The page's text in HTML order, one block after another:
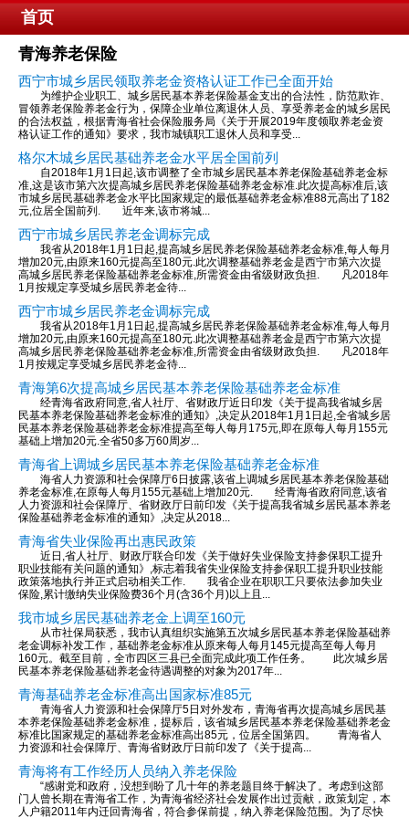
首页
青海养老保险
西宁市城乡居民领取养老金资格认证工作已全面开始
为维护企业职工、城乡居民基本养老保险基金支出的合法性，防范欺诈、
冒领养老保险养老金行为，保障企业单位离退休人员、享受养老金的城乡居民
的合法权益，根据青海省社会保险服务局《关于开展2019年度领取养老金资
格认证工作的通知》要求，我市城镇职工退休人员和享受...
格尔木城乡居民基础养老金水平居全国前列
自2018年1月1日起,该市调整了全市城乡居民基本养老保险基础养老金标
准,这是该市第六次提高城乡居民养老保险基础养老金标准.此次提高标准后,该
市城乡居民基础养老金水平比国家规定的最低基础养老金标准88元高出了182
元,位居全国前列. 近年来,该市将城...
西宁市城乡居民养老金调标完成
我省从2018年1月1日起,提高城乡居民养老保险基础养老金标准,每人每月
增加20元,由原来160元提高至180元.此次调整基础养老金是西宁市第六次提
高城乡居民养老保险基础养老金标准,所需资金由省级财政负担. 凡2018年
1月按规定享受城乡居民养老金待...
西宁市城乡居民养老金调标完成
我省从2018年1月1日起,提高城乡居民养老保险基础养老金标准,每人每月
增加20元,由原来160元提高至180元.此次调整基础养老金是西宁市第六次提
高城乡居民养老保险基础养老金标准,所需资金由省级财政负担. 凡2018年
1月按规定享受城乡居民养老金待...
青海第6次提高城乡居民基本养老保险基础养老金标准
经青海省政府同意,省人社厅、省财政厅近日印发《关于提高我省城乡居
民基本养老保险基础养老金标准的通知》,决定从2018年1月1日起,全省城乡居
民基本养老保险基础养老金标准提高至每人每月175元,即在原每人每月155元
基础上增加20元.全省50多万60周岁...
青海省上调城乡居民基本养老保险基础养老金标准
海省人力资源和社会保障厅6日披露,该省上调城乡居民基本养老保险基础
养老金标准,在原每人每月155元基础上增加20元. 经青海省政府同意,该省
人力资源和社会保障厅、省财政厅日前印发《关于提高我省城乡居民基本养老
保险基础养老金标准的通知》,决定从2018...
青海省失业保险再出惠民政策
近日,省人社厅、财政厅联合印发《关于做好失业保险支持参保职工提升
职业技能有关问题的通知》,标志着我省失业保险支持参保职工提升职业技能
政策落地执行并正式启动相关工作. 我省企业在职职工只要依法参加失业
保险,累计缴纳失业保险费36个月(含36个月)以上且...
我市城乡居民基础养老金上调至160元
从市社保局获悉，我市认真组织实施第五次城乡居民基本养老保险基础养
老金调标补发工作，基础养老金标准从原来每人每月145元提高至每人每月
160元。截至目前，全市四区三县已全面完成此项工作任务。 此次城乡居
民基本养老保险基础养老金待遇调整的对象为2017年...
青海基础养老金标准高出国家标准85元
青海省人力资源和社会保障厅5日对外发布，青海省再次提高城乡居民基
本养老保险基础养老金标准，提标后，该省城乡居民基本养老保险基础养老金
标准比国家规定的基础养老金标准高出85元，位居全国第四。 青海省人
力资源和社会保障厅、青海省财政厅日前印发了《关于提高...
青海将有工作经历人员纳入养老保险
“感谢党和政府，没想到盼了几十年的养老题目终于解决了。考虑到这部
门人曾长期在青海省工作，为青海省经济社会发展作出过贡献，政策划定，本
人户籍2011年内迁回青海省，符合参保前提，纳入养老保险范围。为了尽快